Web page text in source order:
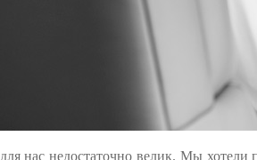
нас недостаточно велик. Мы